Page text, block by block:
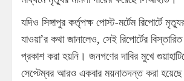
যদিও সিঙ্গাপুর কর্তৃপক্ষ পোস্ট-মর্টেম রিপোর্টে
যাওয়া’র কথা জানালেও, সেই রিপোর্টের
প্রকাশ করা হয়নি। জনগণের দাবির মুখে
সেপ্টেম্বর আরও একবার ময়নাতদন্ত করা